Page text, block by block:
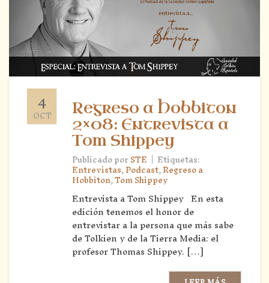
4
OCT
Regreso a Hobbiton
2×08: Entrevista a
Tom Shippey
Publicado porSTE | Etiquetas:
Entrevistas,Podcast,Regreso a
Hobbiton,Tom Shippey
Entrevista a Tom Shippey En esta
edición tenemos el honor de
entrevistar a la persona que más sabe
de Tolkien y de la Tierra Media: el
profesor Thomas Shippey. […]